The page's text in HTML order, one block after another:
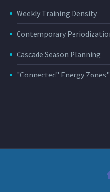
Weekly Training Density
Contemporary
Cascade Season Planning
"Connected" Energy Zones"